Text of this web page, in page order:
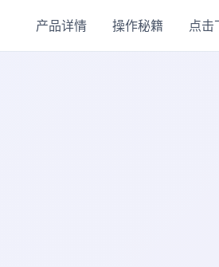
产品详情 操作秘籍 点击